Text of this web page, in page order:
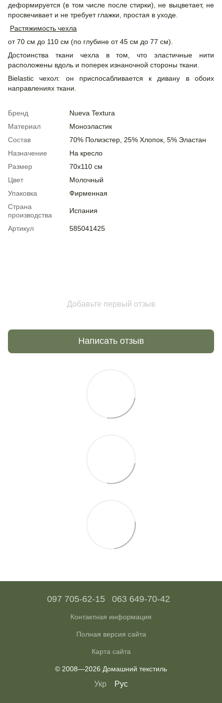
деформируется (в том числе после стирки), не выцветает, не
просвечивает и не требует глажки, простая в уходе.
Растяжимость чехла
от 70 см до 110 см (по глубине от 45 см до 77 см).
Достоинства ткани чехла в том, что эластичные нити
расположены вдоль и поперек изнаночной стороны ткани.
Bielastic чехол: он приспосабливается к дивану в обоих
направлениях ткани.
Бренд
Nueva Textura
Материал
Моноэластик
Состав
70% Полиэстер, 25% Хлопок, 5% Эластан
Назначение
На кресло
Размер
70x110 см
Цвет
Молочный
Упаковка
Фирменная
Страна
производства
Испания
Артикул 585041425
Добавьте первый отзыв
Написать отзыв
097 705-62-15 063 649-70-42
Контактная информация
Полная версия сайта
Карта сайта
© 2008—2026 Домашний текстиль
Укр Рус